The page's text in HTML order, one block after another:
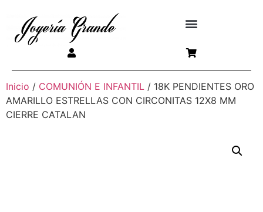
Inicio / COMUNIÓN E INFANTIL / 18K PENDIENTES ORO
AMARILLO ESTRELLAS CON CIRCONITAS 12X8 MM
CIERRE CATALAN